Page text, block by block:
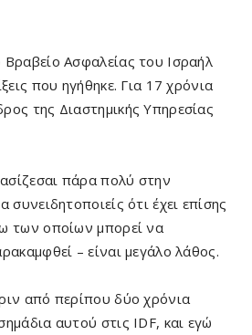
Ασφαλείας του Ισραήλ
που ηγήθηκε. Για 17 χρόνια
της Διαστημικής Υπηρεσίας
πάρα πολύ στην
συνειδητοποιείς ότι έχει επίσης
των οποίων μπορεί να
– είναι μεγάλο λάθος.
από περίπου δύο χρόνια
αυτού στις IDF, και εγώ